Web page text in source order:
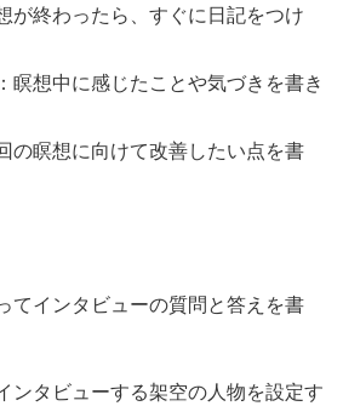
が終わったら、すぐに日記をつけ
：瞑想中に感じたことや気づきを書き
の瞑想に向けて改善したい点を書
てインタビューの質問と答えを書
ンタビューする架空の人物を設定す